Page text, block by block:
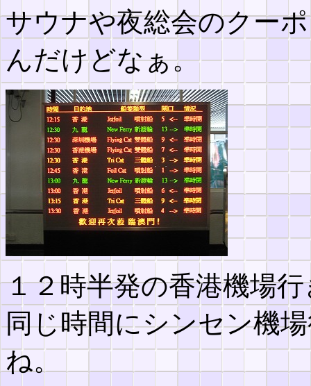
サウナや夜総会のクー
んだけどなぁ。
１２時半発の香港機場
同じ時間にシンセン機
ね。